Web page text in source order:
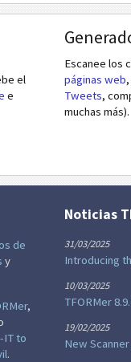
el
e
Escanee los
páginas web
Tweets,
muchas más).
de
y
,
IT to
.
Noticias
31/03/2025
Introducing
10/03/2025
TFORMer
19/02/2025
New